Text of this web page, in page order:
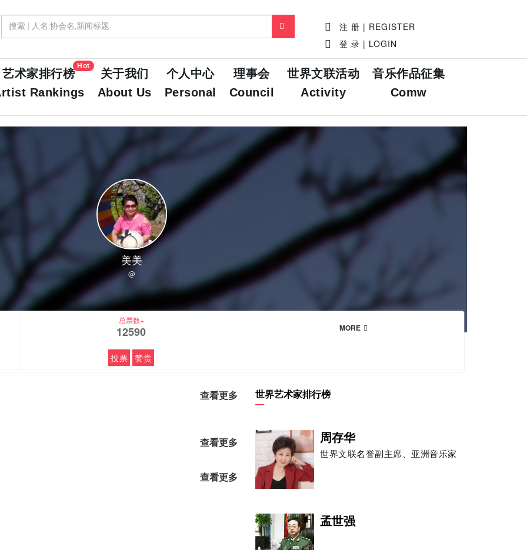
注 册 | REGISTER
登 录 | LOGIN
艺术家排行榜
Rankings
Hot
关于我们
About Us
个人中心
Personal
理事会
Council
世界文联活动
Activity
音乐作品征集
Comw
美美
@
总票数+
12590
投票 赞赏
MORE
查看更多
查看更多
查看更多
世界艺术家排行榜
周存华
世界文联名誉副主席、亚洲音乐家
孟世强